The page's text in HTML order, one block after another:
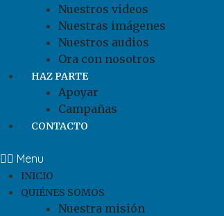
Nuestros videos
Nuestras imágenes
Nuestros audios
Ora con nosotros
HAZ PARTE
Apoyar
Campañas
CONTACTO
Menu
INICIO
QUIÉNES SOMOS
Nuestra misión